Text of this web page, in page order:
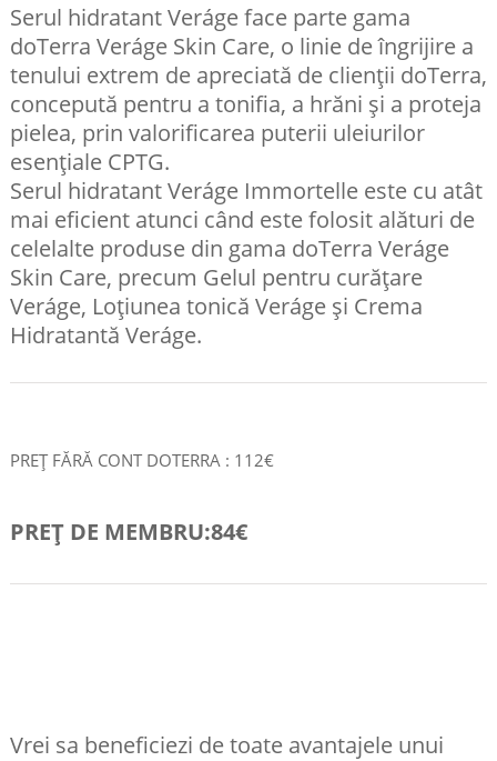
Serul hidratant Veráge face parte gama
doTerra Veráge Skin Care, o linie de îngrijire a
tenului extrem de apreciată de clienții doTerra,
concepută pentru a tonifia, a hrăni și a proteja
pielea, prin valorificarea puterii uleiurilor
esențiale CPTG.
Serul hidratant Veráge Immortelle este cu atât
mai eficient atunci când este folosit alături de
celelalte produse din gama doTerra Veráge
Skin Care, precum Gelul pentru curățare
Veráge, Loțiunea tonică Veráge și Crema
Hidratantă Veráge.
PREȚ FĂRĂ CONT DOTERRA : 112€
PREȚ DE MEMBRU:84€
Vrei sa beneficiezi de toate avantajele unui